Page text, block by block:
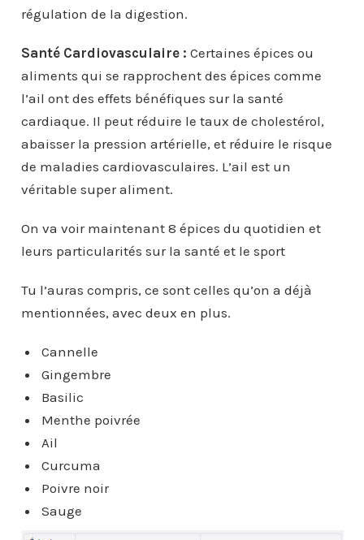
régulation de la digestion.
Santé Cardiovasculaire : Certaines épices ou
aliments qui se rapprochent des épices comme
l’ail ont des effets bénéfiques sur la santé
cardiaque. Il peut réduire le taux de cholestérol,
abaisser la pression artérielle, et réduire le risque
de maladies cardiovasculaires. L’ail est un
véritable super aliment.
On va voir maintenant 8 épices du quotidien et
leurs particularités sur la santé et le sport
Tu l’auras compris, ce sont celles qu’on a déjà
mentionnées, avec deux en plus.
Cannelle
Gingembre
Basilic
Menthe poivrée
Ail
Curcuma
Poivre noir
Sauge